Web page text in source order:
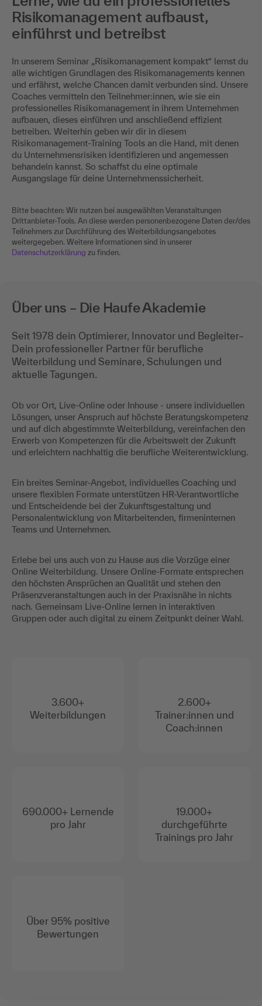
Risikomanagement aufbaust,
einführst und betreibst
In unserem Seminar „Risikomanagement kompakt“ lernst du
alle wichtigen Grundlagen des Risikomanagements kennen
und erfährst, welche Chancen damit verbunden sind. Unsere
Coaches vermitteln den Teilnehmer:innen, wie sie ein
professionelles Risikomanagement in ihrem Unternehmen
aufbauen, dieses einführen und anschließend effizient
betreiben. Weiterhin geben wir dir in diesem
Risikomanagement-Training Tools an die Hand, mit denen
du Unternehmensrisiken identifizieren und angemessen
behandeln kannst. So schaffst du eine optimale
Ausgangslage für deine Unternehmenssicherheit.
Bitte beachten: Wir nutzen bei ausgewählten Veranstaltungen
Drittanbieter-Tools. An diese werden personenbezogene Daten der/des
Teilnehmers zur Durchführung des Weiterbildungsangebotes
weitergegeben. Weitere Informationen sind in unserer
Datenschutzerklärung zu finden.
Über uns – Die Haufe Akademie
Seit 1978 dein Optimierer, Innovator und Begleiter–
Dein professioneller Partner für berufliche
Weiterbildung und Seminare, Schulungen und
aktuelle Tagungen.
Ob vor Ort, Live-Online oder Inhouse - unsere individuellen
Lösungen, unser Anspruch auf höchste Beratungskompetenz
und auf dich abgestimmte Weiterbildung, vereinfachen den
Erwerb von Kompetenzen für die Arbeitswelt der Zukunft
und erleichtern nachhaltig die berufliche Weiterentwicklung.
Ein breites Seminar-Angebot, individuelles Coaching und
unsere flexiblen Formate unterstützen HR-Verantwortliche
und Entscheidende bei der Zukunftsgestaltung und
Personalentwicklung von Mitarbeitenden, firmeninternen
Teams und Unternehmen.
Erlebe bei uns auch von zu Hause aus die Vorzüge einer
Online Weiterbildung. Unsere Online-Formate entsprechen
den höchsten Ansprüchen an Qualität und stehen den
Präsenzveranstaltungen auch in der Praxisnähe in nichts
nach. Gemeinsam Live-Online lernen in interaktiven
Gruppen oder auch digital zu einem Zeitpunkt deiner Wahl.
3.600+
Weiterbildungen
690.000+ Lernende
pro Jahr
Über 95% positive
Bewertungen
2.600+
Trainer:innen und
Coach:innen
19.000+
durchgeführte
Trainings pro Jahr